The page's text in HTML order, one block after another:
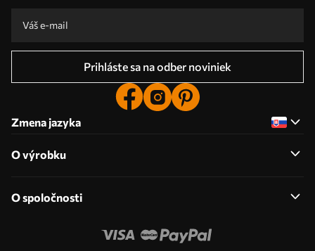
Propagačné kódy so zľavami na objednávku!
Prihláste sa na odber noviniek
Zmena jazyka
O výrobku
O spoločnosti